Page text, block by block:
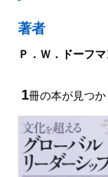
著者
Ｐ．Ｗ．ドーフ
1冊の本が見つ